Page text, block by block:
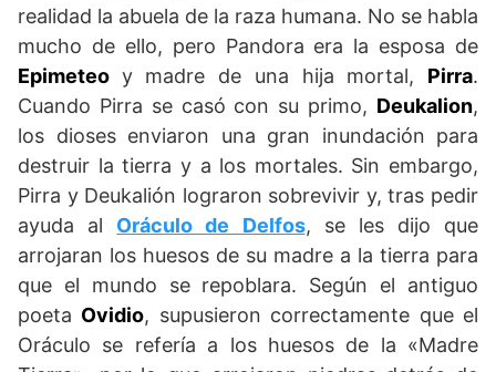
realidad la abuela de la raza humana. No se habla
mucho de ello, pero Pandora era la esposa de
Epimeteo y madre de una hija mortal, Pirra.
Cuando Pirra se casó con su primo, Deukalion,
los dioses enviaron una gran inundación para
destruir la tierra y a los mortales. Sin embargo,
Pirra y Deukalión lograron sobrevivir y, tras pedir
ayuda al Oráculo de Delfos, se les dijo que
arrojaran los huesos de su madre a la tierra para
que el mundo se repoblara. Según el antiguo
poeta Ovidio, supusieron correctamente que el
Oráculo se refería a los huesos de la «Madre